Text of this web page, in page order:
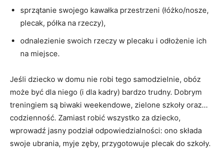
sprzątanie swojego kawałka przestrzeni (łóżko/nosze,
plecak, półka na rzeczy),
odnalezienie swoich rzeczy w plecaku i odłożenie ich
na miejsce.
Jeśli dziecko w domu nie robi tego samodzielnie, obóz
może być dla niego (i dla kadry) bardzo trudny. Dobrym
treningiem są biwaki weekendowe, zielone szkoły oraz…
codzienność. Zamiast robić wszystko za dziecko,
wprowadź jasny podział odpowiedzialności: ono składa
swoje ubrania, myje zęby, przygotowuje plecak do szkoły.